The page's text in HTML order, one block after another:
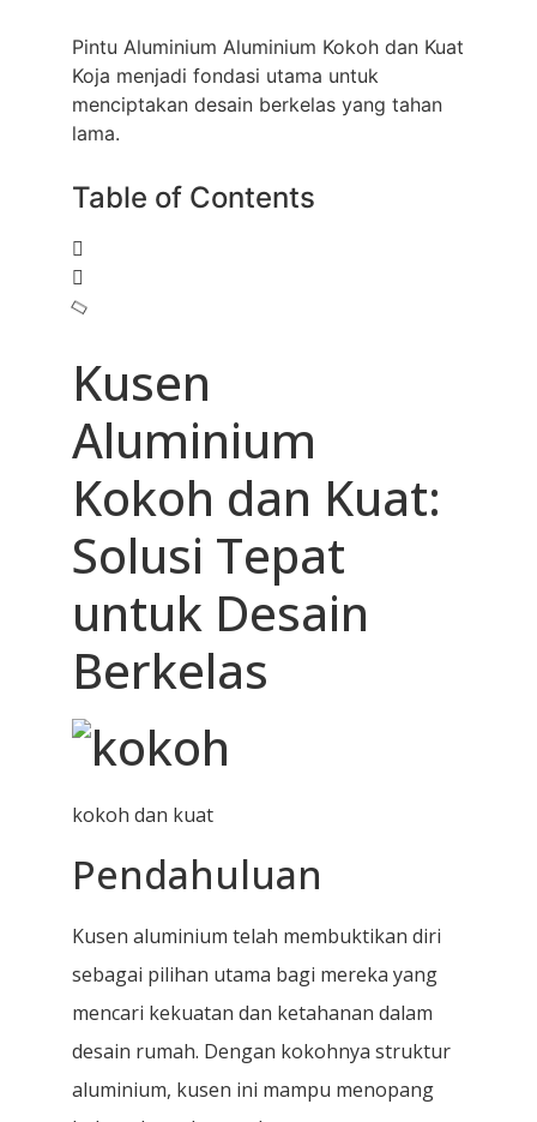
Pintu Aluminium Aluminium Kokoh dan Kuat
Koja menjadi fondasi utama untuk
menciptakan desain berkelas yang tahan
lama.
Table of Contents
Kusen
Aluminium
Kokoh dan Kuat:
Solusi Tepat
untuk Desain
Berkelas
kokoh dan kuat
Pendahuluan
Kusen aluminium telah membuktikan diri
sebagai pilihan utama bagi mereka yang
mencari kekuatan dan ketahanan dalam
desain rumah. Dengan kokohnya struktur
aluminium, kusen ini mampu menopang